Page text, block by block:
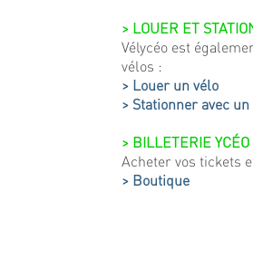
> LOUER ET
Vélycéo est
vélos :
> Louer un vélo
> Stationner avec un
> BILLETERIE YCÉO
Acheter vos tickets
> Boutique